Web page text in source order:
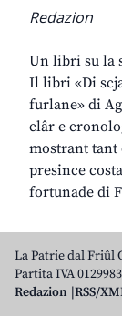
Redazion
Un libri su la
Il libri «Di
furlane» di
clâr e
mostrant tant
presince
fortunade di
La Patrie dal Friûl
Partita IVA
Redazion RSS/